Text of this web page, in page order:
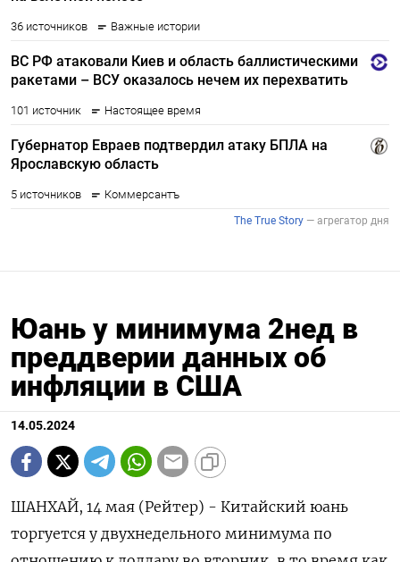
Юань у минимума 2нед в
преддверии данных об
инфляции в США
14.05.2024
ШАНХАЙ, 14 мая (Рейтер) - Китайский юань
торгуется у двухнедельного минимума по